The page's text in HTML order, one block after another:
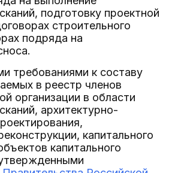
подготовку проектной
строительного
подряда на
требованиями к составу
в реестр членов
организации в области
архитектурно-
капитального
капитального